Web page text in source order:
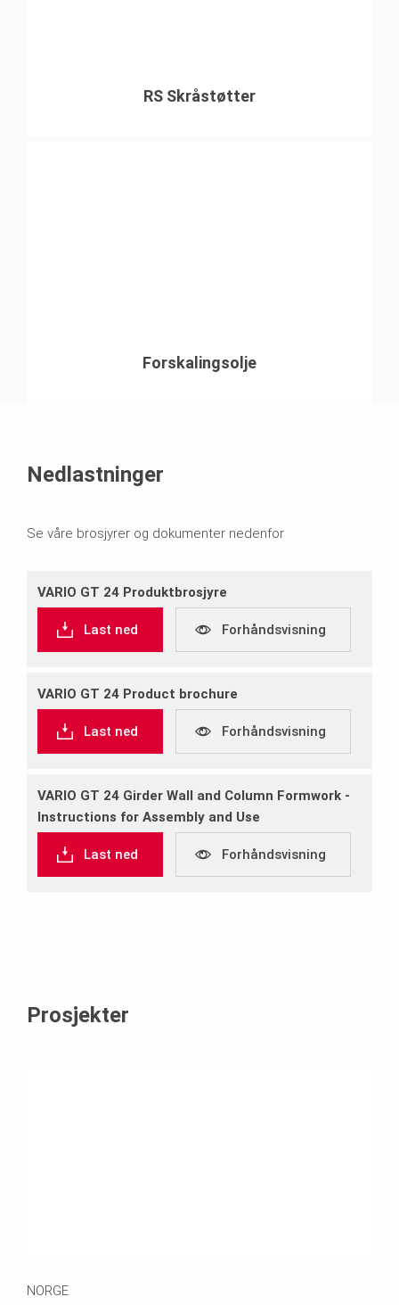
RS Skråstøtter
Forskalingsolje
Nedlastninger
Se våre brosjyrer og dokumenter nedenfor
VARIO GT 24 Produktbrosjyre
Last ned Forhåndsvisning
VARIO GT 24 Product brochure
Last ned Forhåndsvisning
VARIO GT 24 Girder Wall and Column Formwork ‐
Instructions for Assembly and Use
Last ned Forhåndsvisning
Prosjekter
NORGE